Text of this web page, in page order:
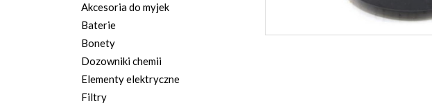
Akcesoria do myjek
Baterie
Bonety
Dozowniki chemii
Elementy elektryczne
Filtry